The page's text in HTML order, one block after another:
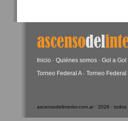
Inicio · Quiénes somos · Gol a Gol
Torneo Federal A· Torneo Federal
ascensodelinterior.com.ar · 2026 ·